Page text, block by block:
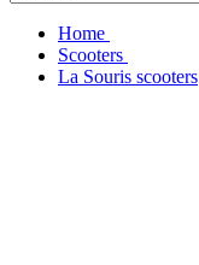
Home
Scooters
La Souris scooters